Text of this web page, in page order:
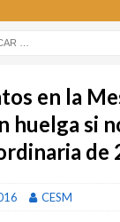
en la
huelga si
de
CESM